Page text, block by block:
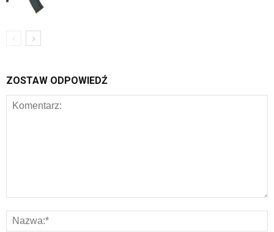
ZOSTAW ODPOWIEDŹ